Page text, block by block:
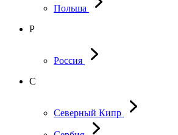
Польша
Р
Россия
С
Северный Кипр